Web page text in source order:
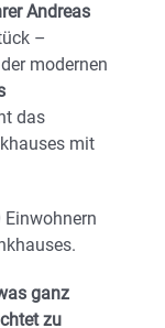
Andreas
–
modernen
das
mit
ganz
zu